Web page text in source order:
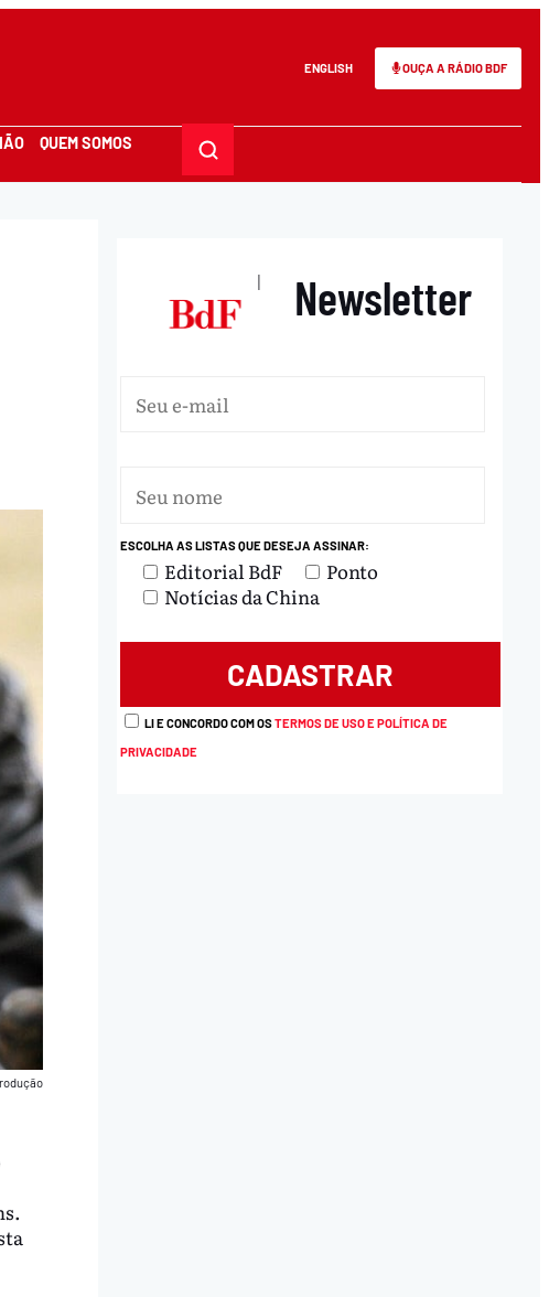
ENGLISH OUÇA A RÁDIO BDF
QUEM SOMOS
| Newsletter
ESCOLHA AS LISTAS QUE DESEJA ASSINAR:
Editorial BdF
Ponto
Notícias da China
LI E CONCORDO COM OSTERMOS DE USO E POLÍTICA DE
PRIVACIDADE